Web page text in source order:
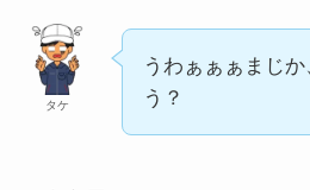
タケ
うわぁぁぁまじ
う？